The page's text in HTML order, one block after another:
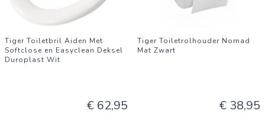
Tiger Toiletbril Aiden Met
Softclose en Easyclean Deksel
Duroplast Wit
€ 62,95
Tiger Toiletrolhouder Nomad
Mat Zwart
€ 38,95